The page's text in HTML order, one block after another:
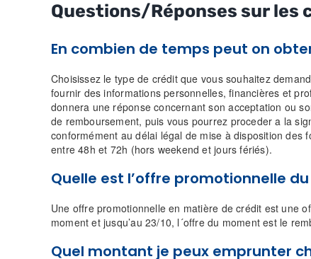
Questions/Réponses sur les
En combien de temps peut on
Choisissez le type de crédit que vous souhaitez
fournir des informations personnelles, financières et
donnera une réponse concernant son acceptation ou
de remboursement, puis vous pourrez proceder a la
conformément au délai légal de mise à disposition
entre 48h et 72h (hors weekend et jours fériés).
Quelle est l’offre promotionnelle
Une offre promotionnelle en matière de crédit est une
moment et jusqu’au 23/10, l´offre du moment est le
Quel montant je peux emprunter